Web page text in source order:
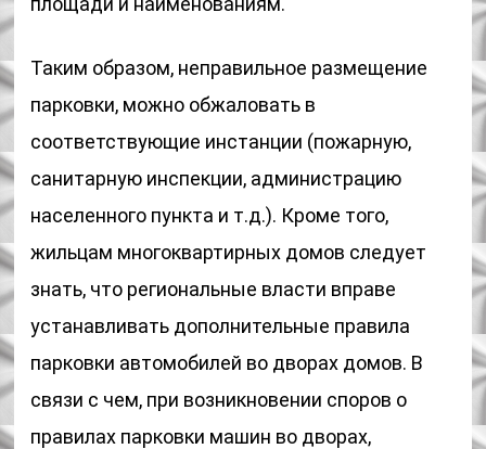
Таким образом, неправильное размещение
парковки, можно обжаловать в
соответствующие инстанции (пожарную,
санитарную инспекции, администрацию
населенного пункта и т.д.). Кроме того,
жильцам многоквартирных домов следует
знать, что региональные власти вправе
устанавливать дополнительные правила
парковки автомобилей во дворах домов. В
связи с чем, при возникновении споров о
правилах парковки машин во дворах,